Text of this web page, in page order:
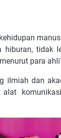
hiburan,
para
ilmiah dan